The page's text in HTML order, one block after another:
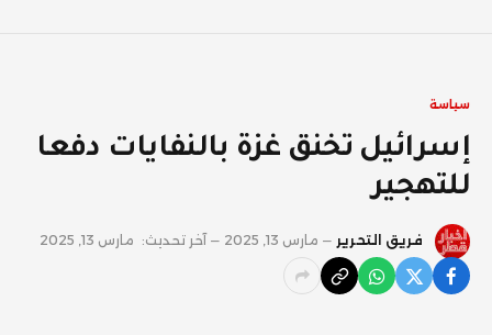
سياسة
إسرائيل تخنق غزة بالنفايات دفعا
للتهجير
فريق التحرير مارس 13, 2025 آخر تحديث: مارس 13, 2025